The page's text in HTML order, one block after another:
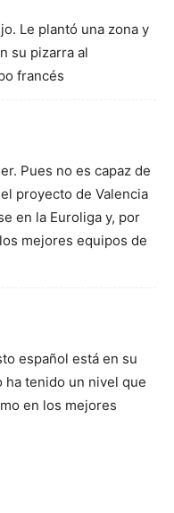
Le plantó una zona y
su pizarra al
francés
Pues no es capaz de
proyecto de Valencia
en la Euroliga y, por
mejores equipos de
español está en su
ha tenido un nivel que
en los mejores